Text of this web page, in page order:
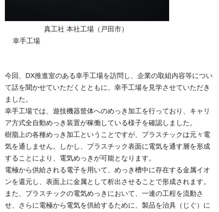
真工社 本社工場（戸田市）
幸手工場
今回、DX推進室のある幸手工場を訪問し、企業の取組内容等につい
て話を聞かせていただくとともに、幸手工場を見学させていただき
ました。
幸手工場では、遊技機器筐体へのめっき加工を行っており、キャリ
ア方式全自動めっき装置が稼働している様子を確認しました。
樹脂上の各種めっき加工ということですが、プラスチックは元々電
気を通しません。しかし、プラスチック表面に電気を通す層を形成
することにより、電気めっきが可能となります。
電極から供給される電子を用いて、めっき槽中に存在する金属イオ
ンを還元し、表面上に金属として析出させることで形成されます。
また、プラスチックの電気めっきにおいて、一連の工程を流動さ
せ、さらに電極から電気を供給するために、製品を治具（じぐ）に